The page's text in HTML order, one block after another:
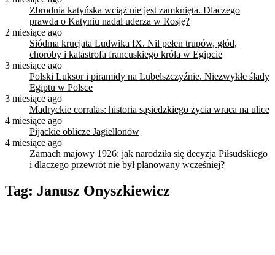
Zbrodnia katyńska wciąż nie jest zamknięta. Dlaczego
prawda o Katyniu nadal uderza w Rosję?
2 miesiące ago
Siódma krucjata Ludwika IX. Nil pełen trupów, głód,
choroby i katastrofa francuskiego króla w Egipcie
3 miesiące ago
Polski Luksor i piramidy na Lubelszczyźnie. Niezwykłe ślady
Egiptu w Polsce
3 miesiące ago
Madryckie corralas: historia sąsiedzkiego życia wraca na ulice
4 miesiące ago
Pijackie oblicze Jagiellonów
4 miesiące ago
Zamach majowy 1926: jak narodziła się decyzja Piłsudskiego
i dlaczego przewrót nie był planowany wcześniej?
Tag: Janusz Onyszkiewicz